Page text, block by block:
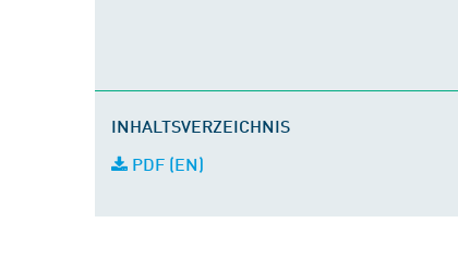
INHALTSVERZEICHNIS
PDF (EN)